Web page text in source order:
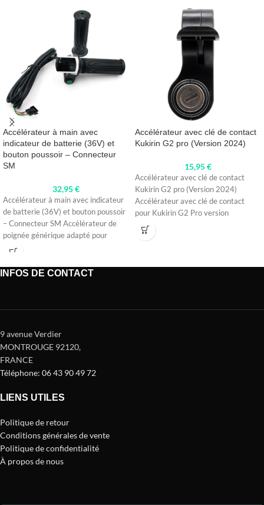
Accélérateur à main avec
indicateur de batterie (36V) et
bouton poussoir – Connecteur
SM
32,95€
Accélérateur à main avec indicateur
de batterie (36V) et bouton poussoir
– Connecteur SM Accélérateur de
poignée générique adapté pour
Accélérateur avec clé de contact
Kukirin G2 pro (Version 2024)
15,95€
Accélérateur avec clé de contact
Kukirin G2 pro (Version 2024)
Accélérateur avec clé de contact
pour Kukirin G2 Pro version
INFOS DE CONTACT
9 avenue Verdier
MONTROUGE 92120,
FRANCE
Téléphone: 06 43 90 49 72
LIENS UTILES
Politique de retour
Conditions générales de vente
Politique de confidentialité
À propos de nous